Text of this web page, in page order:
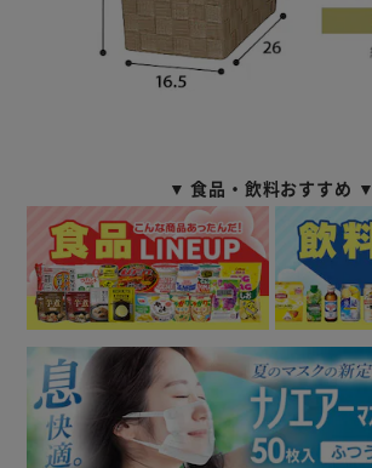
▼ 食品・飲料おすすめ ▼